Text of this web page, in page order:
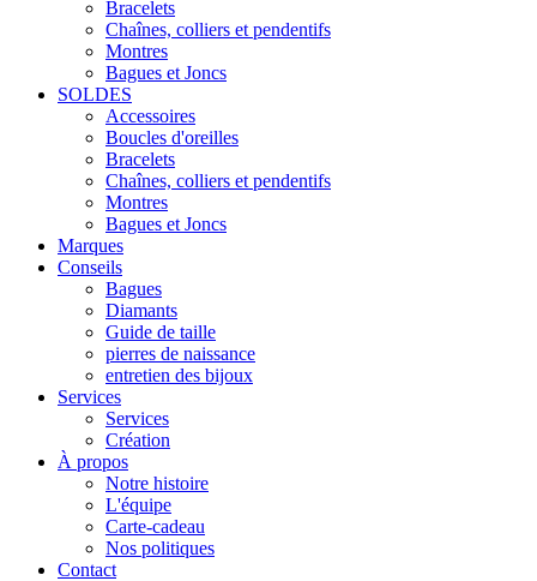
Bracelets
Chaînes, colliers et pendentifs
Montres
Bagues et Joncs
SOLDES
Accessoires
Boucles d'oreilles
Bracelets
Chaînes, colliers et pendentifs
Montres
Bagues et Joncs
Marques
Conseils
Bagues
Diamants
Guide de taille
pierres de naissance
entretien des bijoux
Services
Services
Création
À propos
Notre histoire
L'équipe
Carte-cadeau
Nos politiques
Contact